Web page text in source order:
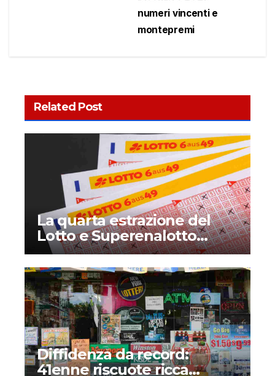
numeri vincenti e
montepremi
Related Post
La quarta estrazione del
Lotto e Superenalotto
diventerà permanente?
Quando inizia e che novità
introduce?
Diffidenza da record:
41enne riscuote ricca